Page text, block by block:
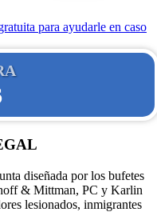
para ayudarle en caso
diseñada por los bufetes
& Mittman, PC y Karlin
lesionados, inmigrantes